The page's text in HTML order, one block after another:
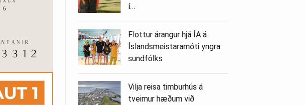
í…
Flottur árangur hjá ÍA á
Íslandsmeistaramóti yngra
sundfólks
Vilja reisa timburhús á
tveimur hæðum við